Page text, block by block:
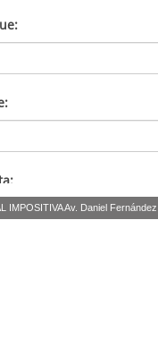
Av. Daniel